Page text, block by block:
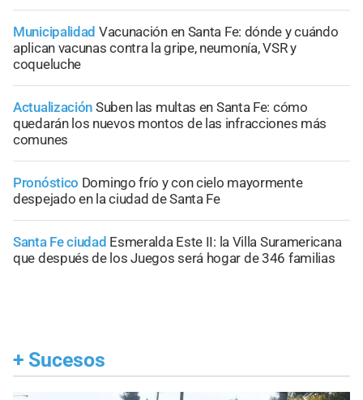
Municipalidad Vacunación en Santa Fe: dónde y cuándo
aplican vacunas contra la gripe, neumonía, VSR y
coqueluche
Actualización Suben las multas en Santa Fe: cómo
quedarán los nuevos montos de las infracciones más
comunes
Pronóstico Domingo frío y con cielo mayormente
despejado en la ciudad de Santa Fe
Santa Fe ciudad Esmeralda Este II: la Villa Suramericana
que después de los Juegos será hogar de 346 familias
+ Sucesos